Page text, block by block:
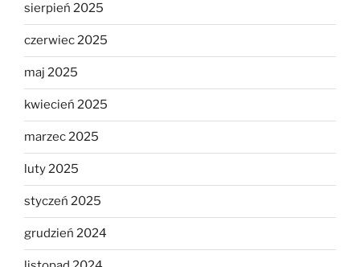
sierpień 2025
czerwiec 2025
maj 2025
kwiecień 2025
marzec 2025
luty 2025
styczeń 2025
grudzień 2024